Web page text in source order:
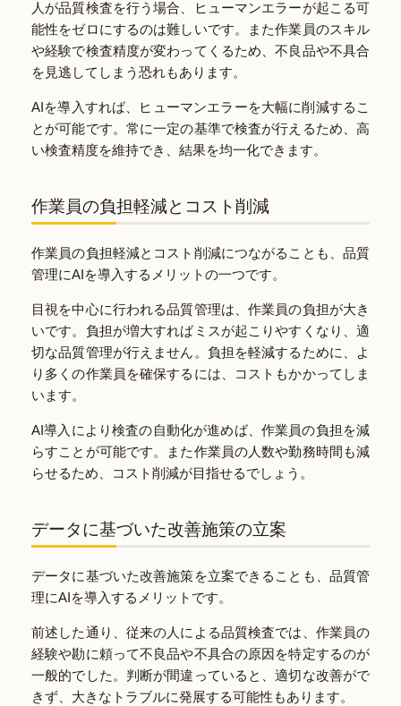
人が品質検査を行う場合、ヒューマンエラーが起こる可
能性をゼロにするのは難しいです。また作業員のスキル
や経験で検査精度が変わってくるため、不良品や不具合
を見逃してしまう恐れもあります。
AIを導入すれば、ヒューマンエラーを大幅に削減するこ
とが可能です。常に一定の基準で検査が行えるため、高
い検査精度を維持でき、結果を均一化できます。
作業員の負担軽減とコスト削減
作業員の負担軽減とコスト削減につながることも、品質
管理にAIを導入するメリットの一つです。
目視を中心に行われる品質管理は、作業員の負担が大き
いです。負担が増大すればミスが起こりやすくなり、適
切な品質管理が行えません。負担を軽減するために、よ
り多くの作業員を確保するには、コストもかかってしま
います。
AI導入により検査の自動化が進めば、作業員の負担を減
らすことが可能です。また作業員の人数や勤務時間も減
らせるため、コスト削減が目指せるでしょう。
データに基づいた改善施策の立案
データに基づいた改善施策を立案できることも、品質管
理にAIを導入するメリットです。
前述した通り、従来の人による品質検査では、作業員の
経験や勘に頼って不良品や不具合の原因を特定するのが
一般的でした。判断が間違っていると、適切な改善がで
きず、大きなトラブルに発展する可能性もあります。